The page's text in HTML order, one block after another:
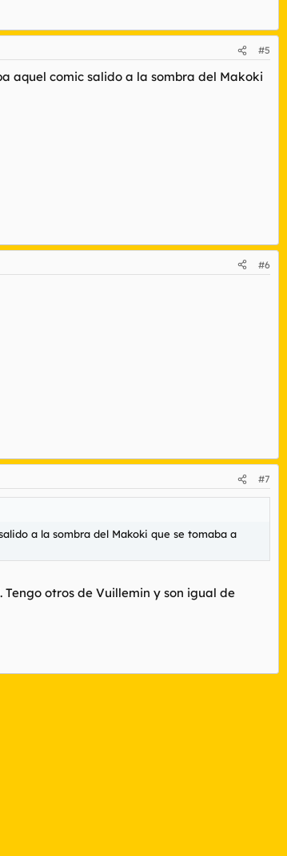
#5
aquel comic salido a la sombra del Makoki
#6
#7
a la sombra del Makoki que se tomaba a
otros de Vuillemin y son igual de